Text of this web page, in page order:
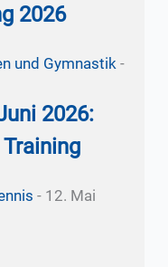
2026
und Gymnastik -
2026:
- 12. Mai